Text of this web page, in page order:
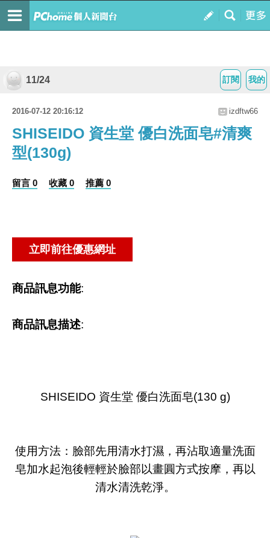
我的
訂閱
11/24
2016-07-12 20:16:12 izdftw66
SHISEIDO 資生堂 優白洗面皂#清爽
型(130g)
留言 0 收藏 0 推薦 0
商品訊息功能:
商品訊息描述:
SHISEIDO 資生堂 優白洗面皂(130 g)
使用方法：臉部先用清水打濕，再沾取適量洗面
皂加水起泡後輕輕於臉部以畫圓方式按摩，再以
清水清洗乾淨。